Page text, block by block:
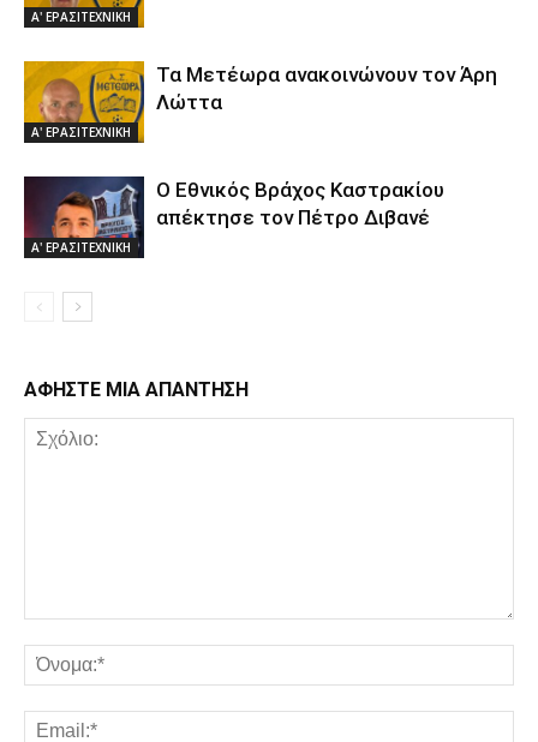
Α' ΕΡΑΣΙΤΕΧΝΙΚΗ
Α' ΕΡΑΣΙΤΕΧΝΙΚΗ
Τα Μετέωρα ανακοινώνουν τον Άρη
Λώττα
Α' ΕΡΑΣΙΤΕΧΝΙΚΗ
Ο Εθνικός Βράχος Καστρακίου
απέκτησε τον Πέτρο Διβανέ
ΑΦΗΣΤΕ ΜΙΑ ΑΠΑΝΤΗΣΗ